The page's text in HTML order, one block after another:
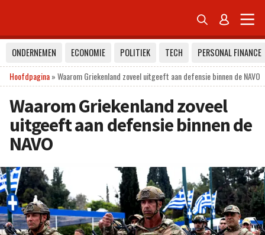
 
ONDERNEMEN ECONOMIE POLITIEK TECH
PERSONAL FINANCE
Hoofdpagina»Waarom Griekenland zoveel uitgeeft aan defensie binnen de NAVO
Waarom Griekenland zoveel
uitgeeft aan defensie binnen de
NAVO